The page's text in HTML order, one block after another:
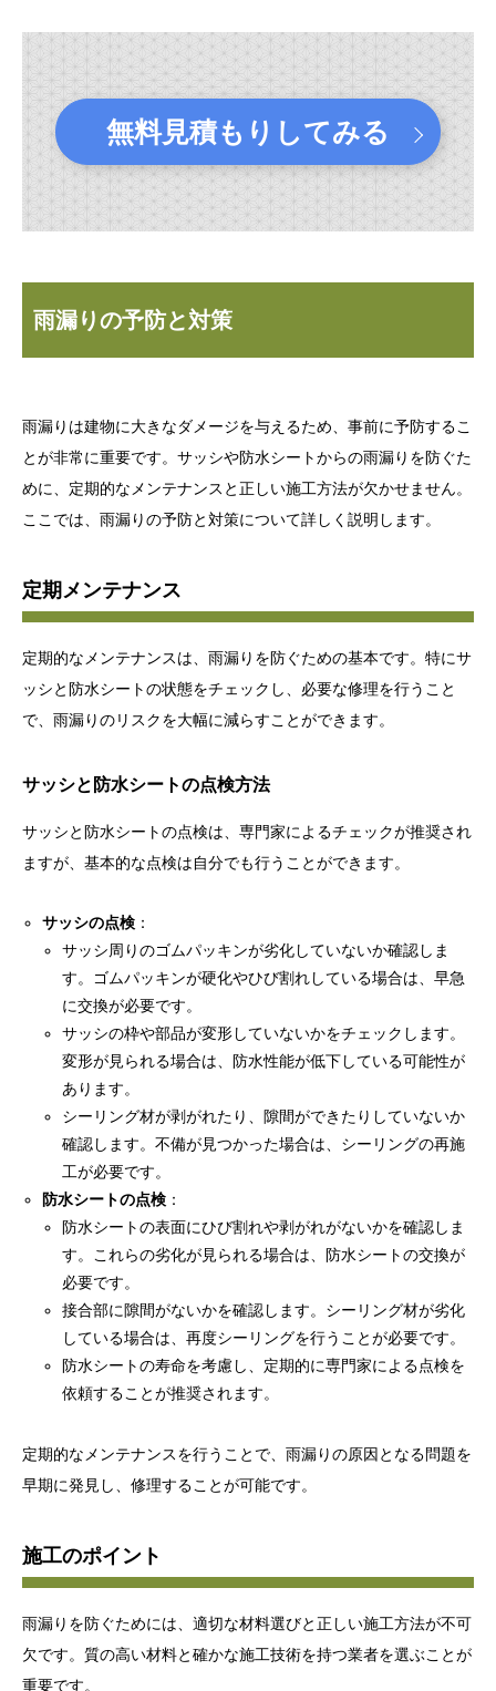
無料見積もりしてみる
雨漏りの予防と対策
雨漏りは建物に大きなダメージを与えるため、事前に予防するこ
とが非常に重要です。サッシや防水シートからの雨漏りを防ぐた
めに、定期的なメンテナンスと正しい施工方法が欠かせません。
ここでは、雨漏りの予防と対策について詳しく説明します。
定期メンテナンス
定期的なメンテナンスは、雨漏りを防ぐための基本です。特にサ
ッシと防水シートの状態をチェックし、必要な修理を行うこと
で、雨漏りのリスクを大幅に減らすことができます。
サッシと防水シートの点検方法
サッシと防水シートの点検は、専門家によるチェックが推奨され
ますが、基本的な点検は自分でも行うことができます。
サッシの点検 ：
サッシ周りのゴムパッキンが劣化していないか確認しま
す。ゴムパッキンが硬化やひび割れしている場合は、早急
に交換が必要です。
サッシの枠や部品が変形していないかをチェックします。
変形が見られる場合は、防水性能が低下している可能性が
あります。
シーリング材が剥がれたり、隙間ができたりしていないか
確認します。不備が見つかった場合は、シーリングの再施
工が必要です。
防水シートの点検 ：
防水シートの表面にひび割れや剥がれがないかを確認しま
す。これらの劣化が見られる場合は、防水シートの交換が
必要です。
接合部に隙間がないかを確認します。シーリング材が劣化
している場合は、再度シーリングを行うことが必要です。
防水シートの寿命を考慮し、定期的に専門家による点検を
依頼することが推奨されます。
定期的なメンテナンスを行うことで、雨漏りの原因となる問題を
早期に発見し、修理することが可能です。
施工のポイント
雨漏りを防ぐためには、適切な材料選びと正しい施工方法が不可
欠です。質の高い材料と確かな施工技術を持つ業者を選ぶことが
重要です。